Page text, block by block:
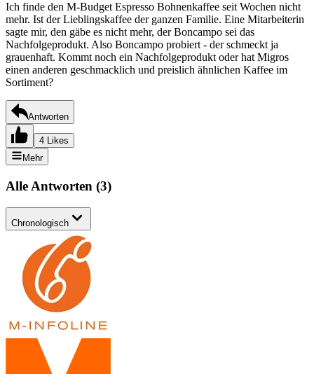
Ich finde den M-Budget Espresso Bohnenkaffee seit Wochen nicht
mehr. Ist der Lieblingskaffee der ganzen Familie. Eine Mitarbeiterin
sagte mir, den gäbe es nicht mehr, der Boncampo sei das
Nachfolgeprodukt. Also Boncampo probiert - der schmeckt ja
grauenhaft. Kommt noch ein Nachfolgeprodukt oder hat Migros
einen anderen geschmacklich und preislich ähnlichen Kaffee im
Sortiment?
Antworten
4 Likes
Mehr
Alle Antworten (3)
Chronologisch